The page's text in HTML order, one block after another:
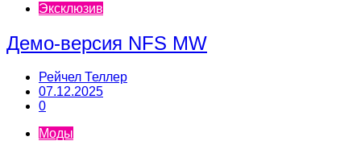
Эксклюзив
Демо-версия NFS MW
Рейчел Теллер
07.12.2025
0
Моды